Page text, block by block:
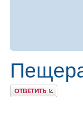
Ответить